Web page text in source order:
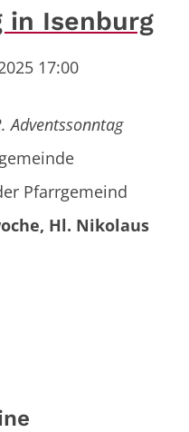
in Isenburg
17:00
Adventssonntag
Pfarrgemeind
Hl. Nikolaus